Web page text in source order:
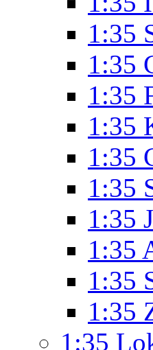
1:35
1:35
1:35
1:35
1:35
1:35
1:35
1:35
1:35
1:35
1:35